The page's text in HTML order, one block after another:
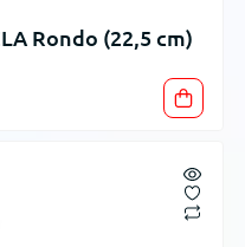
Rondo (22,5 cm)